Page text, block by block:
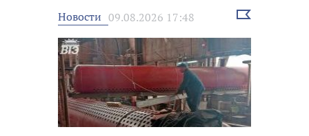
Новости 09.08.2026 17:48
Выбрать